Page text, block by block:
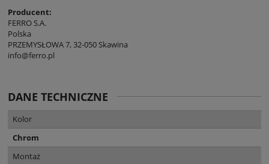
Producent:
FERRO S.A.
Polska
PRZEMYSŁOWA 7, 32-050 Skawina
info@ferro.pl
DANE TECHNICZNE
Kolor
Chrom
Montaż